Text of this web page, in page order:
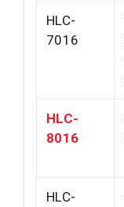
HLC-
7016
HLC-
8016
HLC-